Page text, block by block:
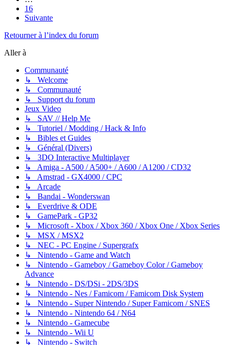
16
Suivante
Retourner à l’index du forum
Aller à
Communauté
↳ Welcome
↳ Communauté
↳ Support du forum
Jeux Video
↳ SAV // Help Me
↳ Tutoriel / Modding / Hack & Info
↳ Bibles et Guides
↳ Général (Divers)
↳ 3DO Interactive Multiplayer
↳ Amiga - A500 / A500+ / A600 / A1200 / CD32
↳ Amstrad - GX4000 / CPC
↳ Arcade
↳ Bandai - Wonderswan
↳ Everdrive & ODE
↳ GamePark - GP32
↳ Microsoft - Xbox / Xbox 360 / Xbox One / Xbox Series
↳ MSX / MSX2
↳ NEC - PC Engine / Supergrafx
↳ Nintendo - Game and Watch
↳ Nintendo - Gameboy / Gameboy Color / Gameboy
Advance
↳ Nintendo - DS/DSi - 2DS/3DS
↳ Nintendo - Nes / Famicom / Famicom Disk System
↳ Nintendo - Super Nintendo / Super Famicom / SNES
↳ Nintendo - Nintendo 64 / N64
↳ Nintendo - Gamecube
↳ Nintendo - Wii U
↳ Nintendo - Switch